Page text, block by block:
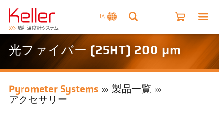
JA
光ファイバー (25HT) 200 µm
Pyrometer Systems
製品一覧
アクセサリー